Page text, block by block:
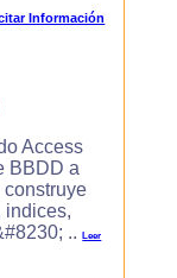
Información
Access
BBDD a
indices,
..Leer